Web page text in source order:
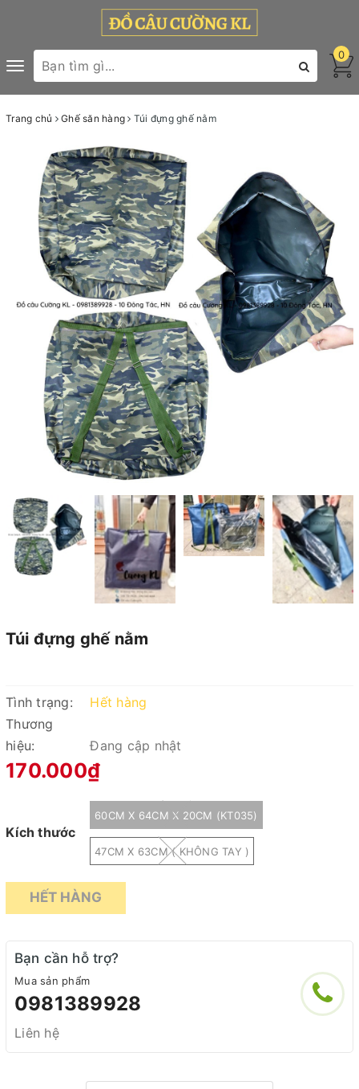
Toggle
navigation
0
Trang chủ Ghế săn hàng Túi đựng ghế nằm
Túi đựng ghế nằm
Tình trạng:
Hết hàng
Thương
hiệu:
Đang cập nhật
170.000₫
Kích thước
60CM X 64CM X 20CM (KT035)
47CM X 63CM ( KHÔNG TAY )
HẾT HÀNG
Bạn cần hỗ trợ?
Mua sản phẩm
0981389928
Liên hệ